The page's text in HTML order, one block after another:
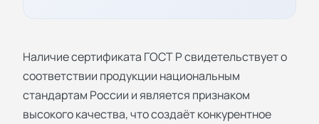
Наличиесертификата ГОСТ Рсвидетельствует о
соответствии продукции национальным
стандартам России и является признаком
высокого качества, что создаёт конкурентное